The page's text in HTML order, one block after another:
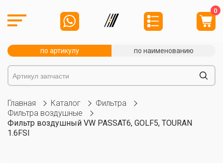
0
по артикулу по наименованию
Главная Каталог
Фильтра
Фильтра воздушные
Фильтр воздушный VW PASSAT6, GOLF5, TOURAN
1.6FSI